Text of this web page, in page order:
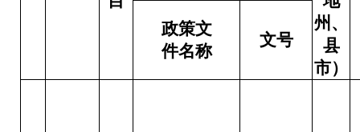
州、
县
市）
政策文
件名称
文号